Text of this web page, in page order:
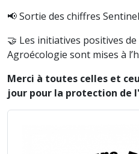
📢 Sortie des chiffres
🤝 Les initiatives positives de
Agroécologie sont mises à
Merci à toutes celles et
jour pour la protection de